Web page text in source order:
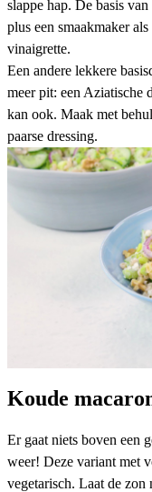
slappe hap. De basis
plus een smaakmaker
vinaigrette.
Een andere lekkere
meer pit: een Aziatische
kan ook. Maak met
paarse dressing.
Koude
Er gaat niets boven een
weer! Deze variant met
vegetarisch. Laat de zon